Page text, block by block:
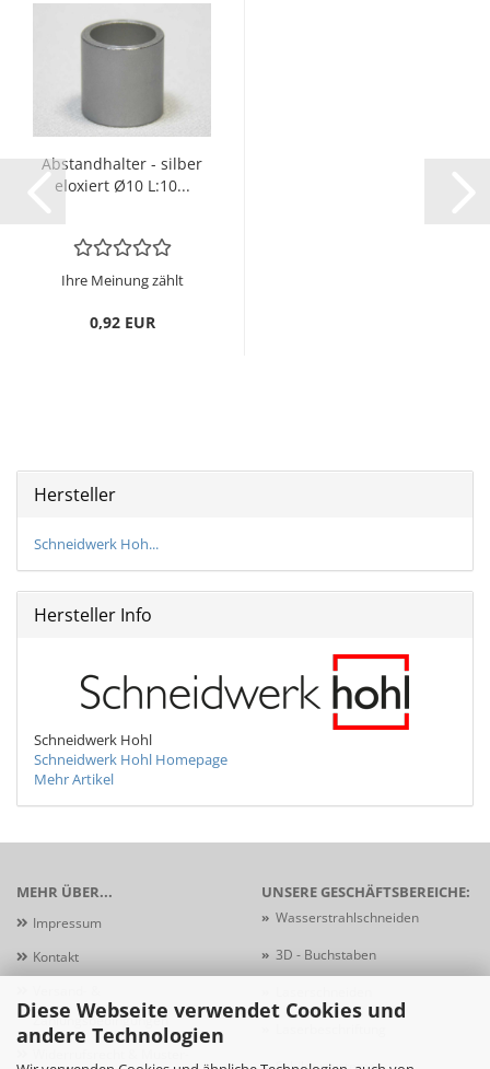
Diese Webseite verwendet Cookies und
andere Technologien
Ab­stand­hal­ter - sil­ber
elo­xiert Ø10 L:10...
Ihre Meinung zählt
0,92 EUR
Hersteller
Schneidwerk Hoh...
Hersteller Info
Schneidwerk Hohl
Schneidwerk Hohl Homepage
Mehr Artikel
MEHR ÜBER...
Impressum
Kontakt
Zahlungsbedingungen
UNSERE GESCHÄFTSBEREICHE:
» Wasserstrahlschneiden
» 3D - Buchstaben